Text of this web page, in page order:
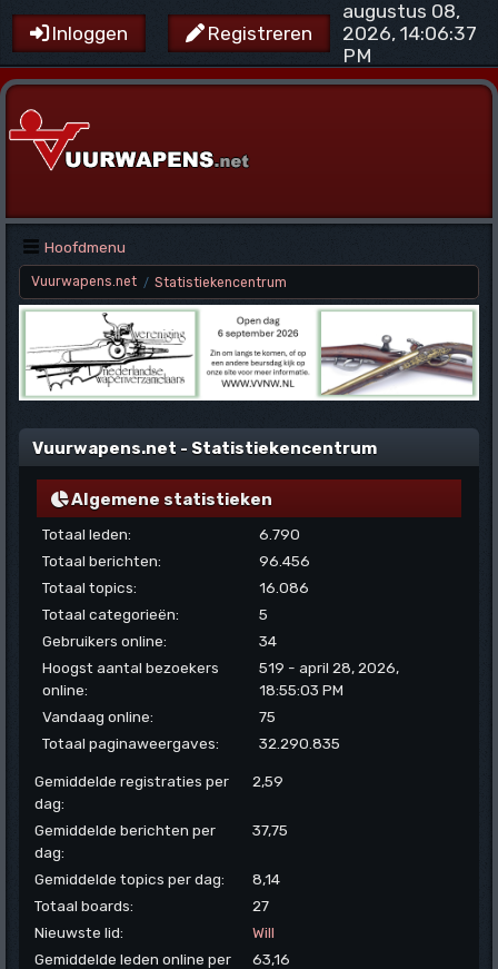
Inloggen Registreren
augustus 08,
2026, 14:06:37
PM
Hoofdmenu
Vuurwapens.net / Statistiekencentrum
Vuurwapens.net - Statistiekencentrum
Algemene statistieken
Totaal leden:
6.790
Totaal berichten:
96.456
Totaal topics:
16.086
Totaal categorieën:
5
Gebruikers online:
34
Hoogst aantal bezoekers
online:
519 - april 28, 2026,
18:55:03 PM
Vandaag online:
75
Totaal paginaweergaves:
32.290.835
Gemiddelde registraties per
dag:
2,59
Gemiddelde berichten per
dag:
37,75
Gemiddelde topics per dag:
8,14
Totaal boards:
27
Nieuwste lid:
Will
Gemiddelde leden online per
63,16